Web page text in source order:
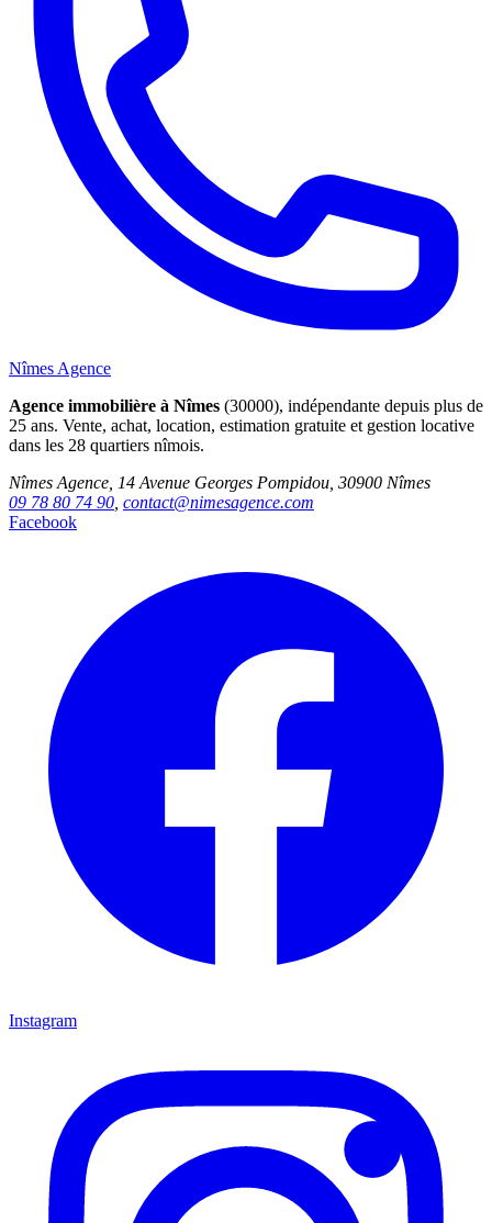
Nîmes Agence
Agence immobilière à Nîmes (30000), indépendante depuis plus de
25 ans. Vente, achat, location, estimation gratuite et gestion locative
dans les 28 quartiers nîmois.
Nîmes Agence, 14 Avenue Georges Pompidou, 30900 Nîmes
09 78 80 74 90 contact@nimesagence.com
Facebook
Instagram